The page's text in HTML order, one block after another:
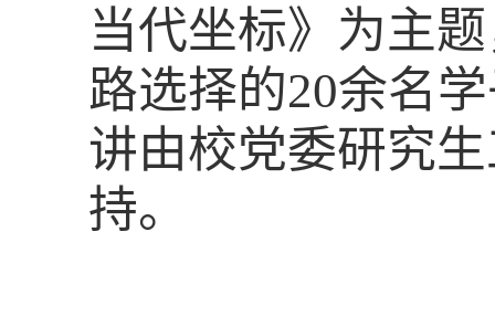
当代坐标》 为主题
路选择的20余名
讲由校党委研究
持。